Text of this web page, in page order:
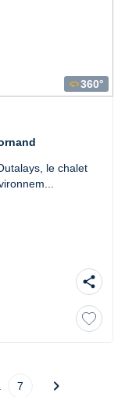
360360°
le chalet
share
7 chevron_right